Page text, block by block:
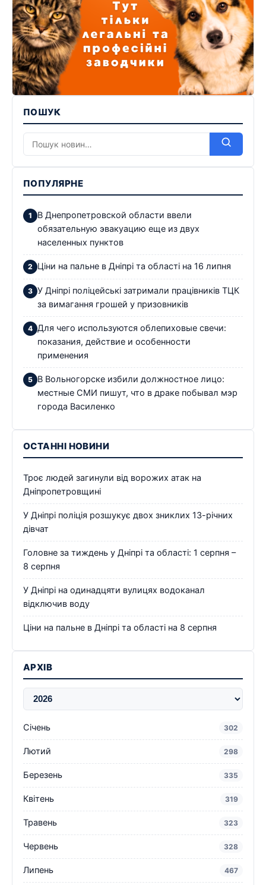
ПОШУК
ПОПУЛЯРНЕ
В Днепропетровской области ввели
обязательную эвакуацию еще из двух
населенных пунктов
Ціни на пальне в Дніпрі та області на 16 липня
У Дніпрі поліцейські затримали працівників ТЦК
за вимагання грошей у призовників
Для чего используются облепиховые свечи:
показания, действие и особенности
применения
В Вольногорске избили должностное лицо:
местные СМИ пишут, что в драке побывал мэр
города Василенко
ОСТАННІ НОВИНИ
Троє людей загинули від ворожих атак на
Дніпропетровщині
У Дніпрі поліція розшукує двох зниклих 13-річних
дівчат
Головне за тиждень у Дніпрі та області: 1 серпня –
8 серпня
У Дніпрі на одинадцяти вулицях водоканал
відключив воду
Ціни на пальне в Дніпрі та області на 8 серпня
АРХІВ
Січень 302
Лютий 298
Березень 335
Квітень 319
Травень 323
Червень 328
Липень 467